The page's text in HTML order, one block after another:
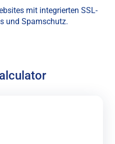
mit integrierten SSL-
und Spamschutz.